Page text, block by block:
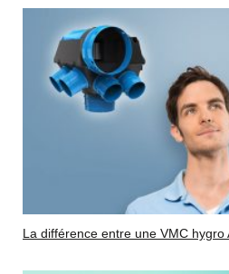
La différence entre une VMC hygro